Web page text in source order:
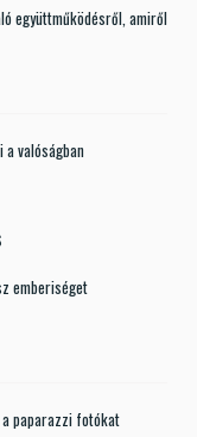
együttműködésről, amiről
valóságban
emberiséget
paparazzi fotókat